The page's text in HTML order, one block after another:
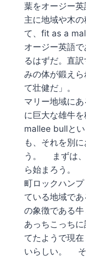
葉をオージー英
主に地域や木
て、fit as a
オージー英語
るはずだ。直
みの体が鍛え
て壮健だ」。
マリー地域に
に巨大な雄牛
mallee bullと
も、それを別
う。 まずは、
ら始まろう。
町ロックハン
ている地域で
の象徴である
あっちこっち
てたようで現
いらしい。 そ